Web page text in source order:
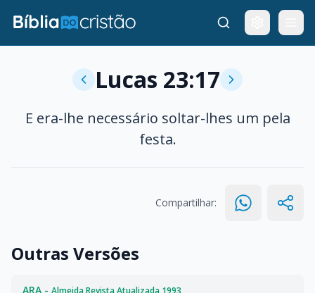
Lucas 23:17
E era-lhe necessário soltar-lhes um pela
festa.
Compartilhar:
Outras Versões
ARA - Almeida Revista Atualizada 1993